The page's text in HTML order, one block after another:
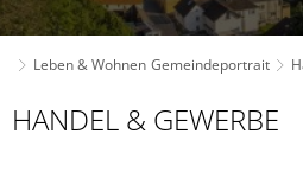
Leben & Wohnen Gemeindeportrait
Handel
HANDEL & GEWERBE